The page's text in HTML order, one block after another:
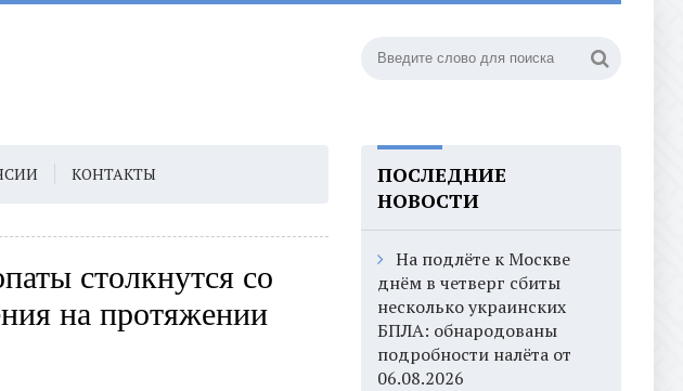
КОНТАКТЫ
столкнутся со
на протяжении
ПОСЛЕДНИЕ
НОВОСТИ
На подлёте к Москве
днём в четверг сбиты
несколько украинских
БПЛА: обнародованы
подробности налёта от
06.08.2026